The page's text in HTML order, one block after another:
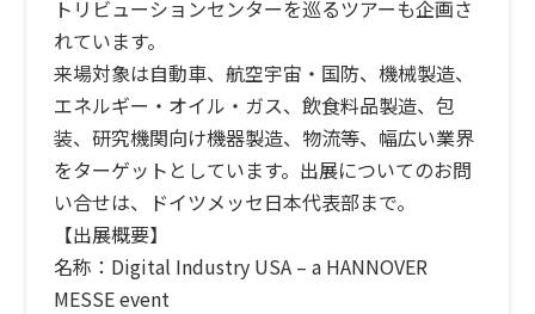
トリビューションセンターを巡るツアーも企画さ
れています。
来場対象は自動車、航空宇宙・国防、機械製造、
エネルギー・オイル・ガス、飲食料品製造、包
装、研究機関向け機器製造、物流等、幅広い業界
をターゲットとしています。出展についてのお問
い合せは、ドイツメッセ日本代表部まで。
【出展概要】
名称：Digital Industry USA – a HANNOVER
MESSE event